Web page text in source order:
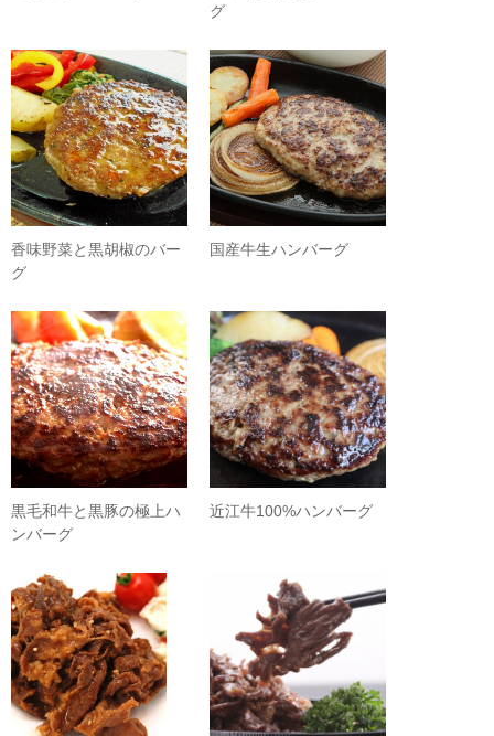
グ
香味野菜と黒胡椒のバー
グ
国産牛生ハンバーグ
黒毛和牛と黒豚の極上ハ
ンバーグ
近江牛100%ハンバーグ